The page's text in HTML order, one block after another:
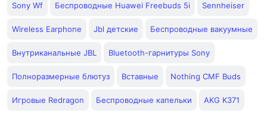
Sony Wf Беспроводные Huawei Freebuds 5i Sennheiser
Wireless Earphone Jbl детские Беспроводные вакуумные
Внутриканальные JBL Bluetooth-гарнитуры Sony
Полноразмерные блютуз Вставные Nothing CMF Buds
Игровые Redragon Беспроводные капельки AKG K371